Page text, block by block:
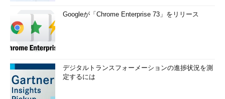
Googleが「Chrome Enterprise 73」をリリース
デジタルトランスフォーメーションの進捗状況を測
定するには